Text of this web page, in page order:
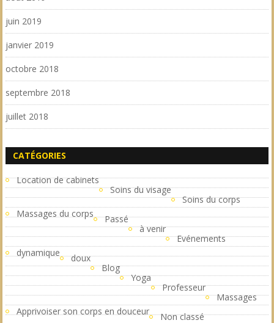
juin 2019
janvier 2019
octobre 2018
septembre 2018
juillet 2018
CATÉGORIES
Location de cabinets
Soins du visage
Soins du corps
Massages du corps
Passé
à venir
Evénements
dynamique
doux
Blog
Yoga
Professeur
Massages
Apprivoiser son corps en douceur
Non classé